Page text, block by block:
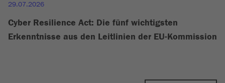
29.07.2026
Cyber Resilience Act: Die fünf wichtigsten
Erkenntnisse aus den Leitlinien der EU-Kommission